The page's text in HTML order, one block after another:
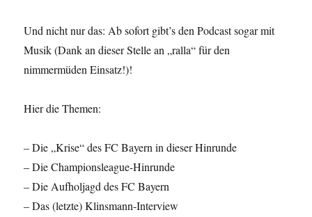
Und nicht nur das: Ab sofort gibt’s den Podcast sogar mit
Musik (Dank an dieser Stelle an „ralla“ für den
nimmermüden Einsatz!)!
Hier die Themen:
– Die „Krise“ des FC Bayern in dieser Hinrunde
– Die Championsleague-Hinrunde
– Die Aufholjagd des FC Bayern
– Das (letzte) Klinsmann-Interview